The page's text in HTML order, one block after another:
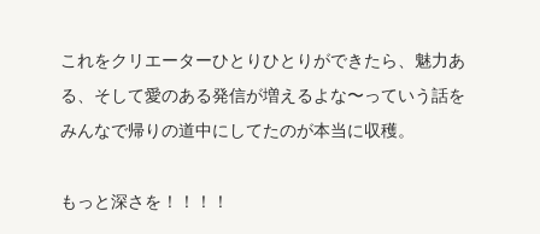
これをクリエーターひとりひとりができたら、魅力あ
る、そして愛のある発信が増えるよな〜っていう話を
みんなで帰りの道中にしてたのが本当に収穫。
もっと深さを！！！！